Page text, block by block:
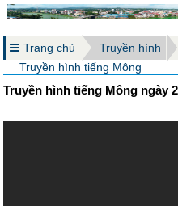
Trang chủ Truyền hình
Truyền hình tiếng Mông
Truyền hình tiếng Mông ngày